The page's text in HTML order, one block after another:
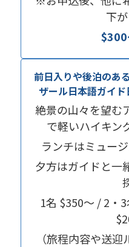
下
前日入りや後泊のあ
ザール日本語ガイド
絶景の山々を望む
で軽いハイキン
ランチはミュー
夕方はガイドと一
1名 $350〜 / 2・
（旅程内容や送